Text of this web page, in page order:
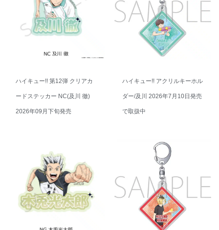
ハイキュー!! 第12弾 クリアカ
ードステッカー NC(及川 徹)
2026年09月下旬発売
ハイキュー!! アクリルキーホル
ダー/及川 2026年7月10日発売
で取扱中